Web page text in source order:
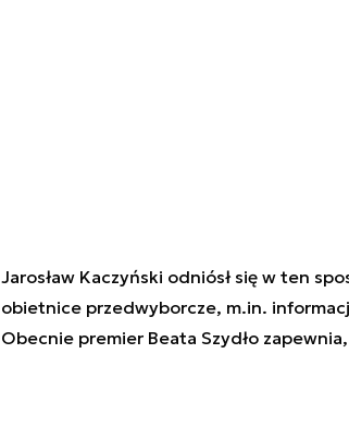
Jarosław Kaczyński odniósł się w ten
obietnice przedwyborcze, m.in.
Obecnie premier Beata Szydło